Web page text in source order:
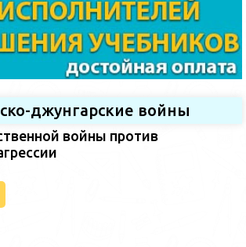
джунгарские войны
войны против